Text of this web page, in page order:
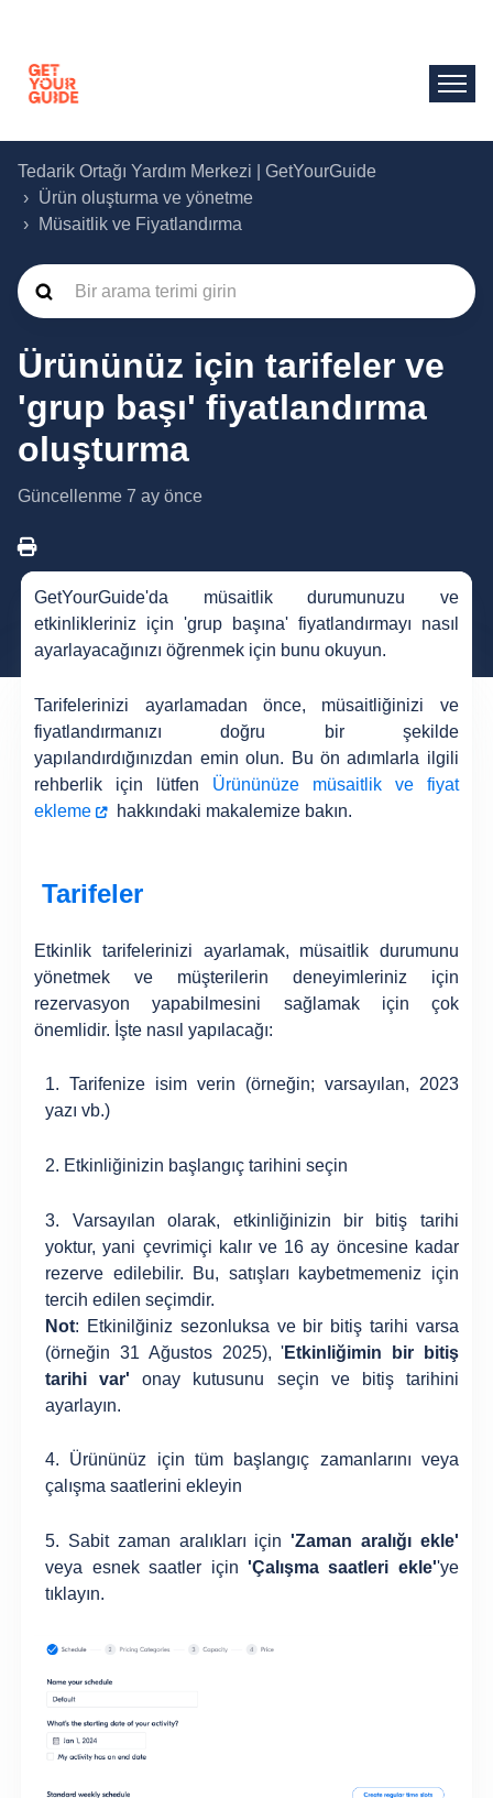
Tedarik Ortağı Yardım Merkezi | GetYourGuide
Ürün oluşturma ve yönetme
Müsaitlik ve Fiyatlandırma
Ürününüz için tarifeler ve
'grup başı' fiyatlandırma
oluşturma
Güncellenme 7 ay önce
GetYourGuide'da müsaitlik durumunuzu ve
etkinlikleriniz için 'grup başına' fiyatlandırmayı nasıl
ayarlayacağınızı öğrenmek için bunu okuyun.
Tarifelerinizi ayarlamadan önce, müsaitliğinizi ve
fiyatlandırmanızı doğru bir şekilde
yapılandırdığınızdan emin olun. Bu ön adımlarla ilgili
rehberlik için lütfen Ürününüze müsaitlik ve fiyat
ekleme
hakkındaki makalemize bakın.
Tarifeler
Etkinlik tarifelerinizi ayarlamak, müsaitlik durumunu
yönetmek ve müşterilerin deneyimleriniz için
rezervasyon yapabilmesini sağlamak için çok
önemlidir. İşte nasıl yapılacağı:
1. Tarifenize isim verin (örneğin; varsayılan, 2023
yazı vb.)
2. Etkinliğinizin başlangıç tarihini seçin
3. Varsayılan olarak, etkinliğinizin bir bitiş tarihi
yoktur, yani çevrimiçi kalır ve 16 ay öncesine kadar
rezerve edilebilir. Bu, satışları kaybetmemeniz için
tercih edilen seçimdir.
Not: Etkinilğiniz sezonluksa ve bir bitiş tarihi varsa
(örneğin 31 Ağustos 2025), 'Etkinliğimin bir bitiş
tarihi var'onay kutusunu seçin ve bitiş tarihini
ayarlayın.
4. Ürününüz için tüm başlangıç zamanlarını veya
çalışma saatlerini ekleyin
5. Sabit zaman aralıkları için'Zaman aralığı ekle'
veya esnek saatler için 'Çalışma saatleri ekle''ye
tıklayın.